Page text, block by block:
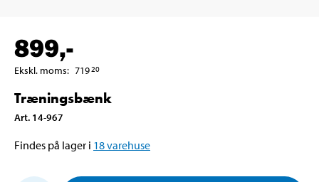
899,-
Ekskl. moms: 71920
Træningsbænk
Art. 14-967
Findes på lager i 18varehuse